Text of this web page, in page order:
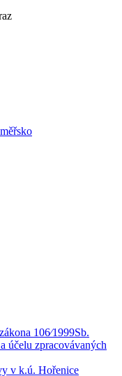
106⁄1999Sb.
účelu zpracovávaných
v k.ú. Hořenice